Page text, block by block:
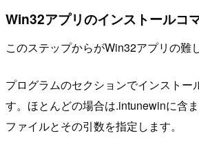
Win32アプリのインストールコ
このステップからがWin32アプリの難
プログラムのセクションでインストー
す。ほとんどの場合は.intunewinに含
ファイルとその引数を指定します。